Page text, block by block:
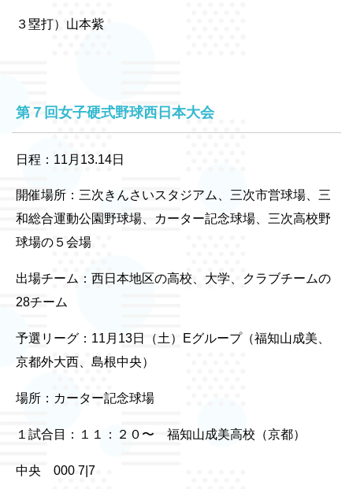
３塁打）山本紫
第７回女子硬式野球西日本大会
日程：11月13.14日
開催場所：三次きんさいスタジアム、三次市営球場、三
和総合運動公園野球場、カーター記念球場、三次高校野
球場の５会場
出場チーム：西日本地区の高校、大学、クラブチームの
28チーム
予選リーグ：11月13日（土）Eグループ（福知山成美、
京都外大西、島根中央）
場所：カーター記念球場
１試合目：１１：２０〜 福知山成美高校（京都）
中央 000 7|7